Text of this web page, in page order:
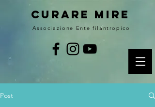
curare MIRE
Associazione Ente filantropico
Post